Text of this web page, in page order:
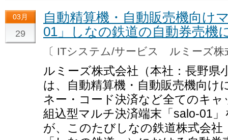
03月
29
自動精算機・自動販売機向け
01」しなの鉄道の自動券売機
〔 ITシステム/サービス ルミーズ
ルミーズ株式会社（本社：長野
は、自動精算機・自動販売機向
ネー・コード決済など全てのキ
組込型マルチ決済端末「salo-01
が、このたびしなの鉄道株式会